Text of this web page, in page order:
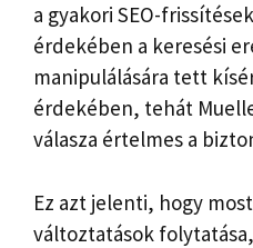
a gyakori SEO-
érdekében a keresési
manipulálására tett
érdekében, tehát
válasza értelmes a
Ez azt jelenti, hogy
változtatások